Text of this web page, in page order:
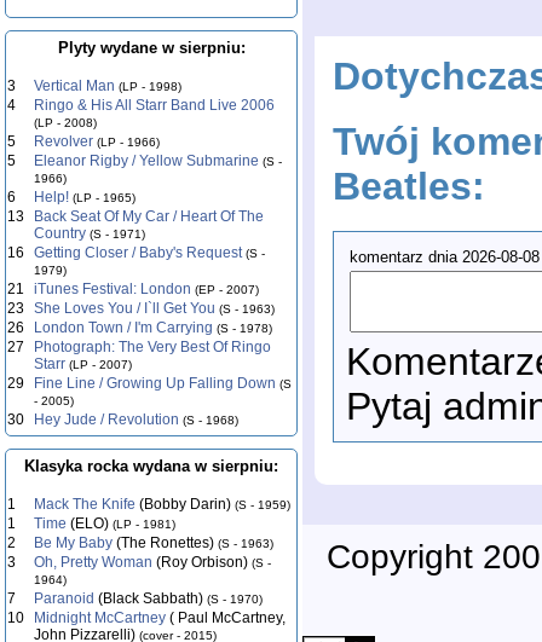
Plyty wydane w sierpniu:
3 Vertical Man (LP - 1998)
4 Ringo & His All Starr Band Live 2006
(LP - 2008)
5 Revolver (LP - 1966)
5 Eleanor Rigby / Yellow Submarine (S -
1966)
6 Help! (LP - 1965)
13
Back Seat Of My Car / Heart Of The
Country (S - 1971)
16 Getting Closer / Baby's Request (S -
1979)
21 iTunes Festival: London (EP - 2007)
23 She Loves You / I`ll Get You (S - 1963)
26 London Town / I'm Carrying (S - 1978)
27
Photograph: The Very Best Of Ringo
Starr (LP - 2007)
29 Fine Line / Growing Up Falling Down (S
- 2005)
30 Hey Jude / Revolution (S - 1968)
Klasyka rocka wydana w sierpniu:
1 Mack The Knife (Bobby Darin) (S - 1959)
1 Time (ELO) (LP - 1981)
2 Be My Baby (The Ronettes) (S - 1963)
3 Oh, Pretty Woman (Roy Orbison) (S -
1964)
7 Paranoid (Black Sabbath) (S - 1970)
10 Midnight McCartney ( Paul McCartney,
John Pizzarelli) (cover - 2015)
Twój
Beatles:
komentarz dnia 2026-08-
Pytaj
Copyright